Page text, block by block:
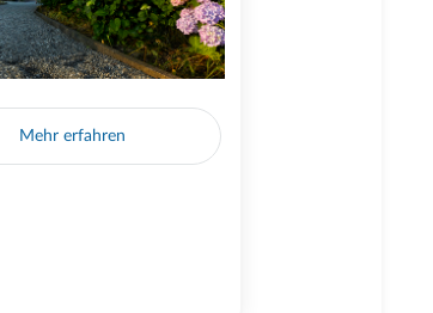
Mehr erfahren